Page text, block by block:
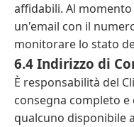
affidabili. Al
un'email con il
monitorare lo stato
6.4 Indirizzo di
È responsabilità del
consegna completo
qualcuno disponibile